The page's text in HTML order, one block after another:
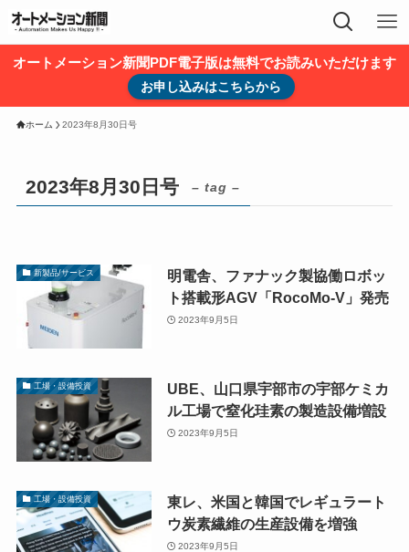
オートメーション新聞PDF電子版は無料でお読みいただけます
お申し込みはこちらから
ホーム 2023年8月30日号
2023年8月30日号 – tag –
新製品/サービス
明電舎、ファナック製協働ロボッ
ト搭載形AGV「RocoMo-V」発売
2023年9月5日
工場・設備投資
UBE、山口県宇部市の宇部ケミカ
ル工場で窒化珪素の製造設備増設
2023年9月5日
工場・設備投資
東レ、米国と韓国でレギュラート
ウ炭素繊維の生産設備を増強
2023年9月5日